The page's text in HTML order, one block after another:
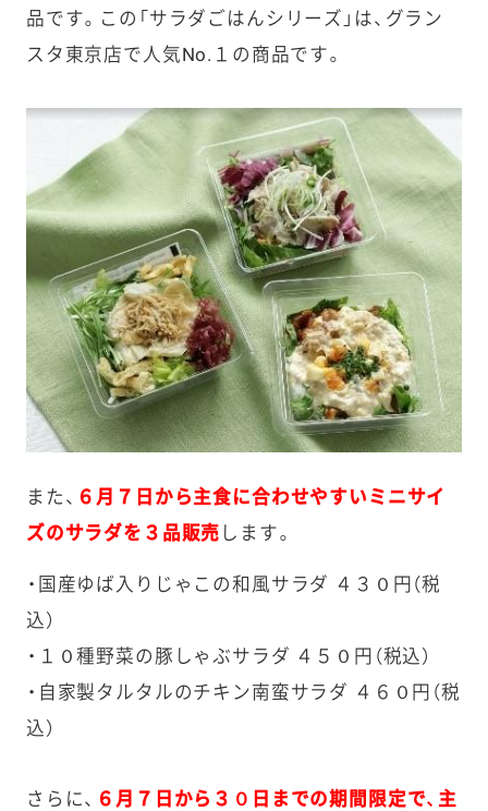
品です。この「サラダごはんシリーズ」は、グラン
スタ東京店で人気No.１の商品です。
また、 ６月７日から主食に合わせやすいミニサイ
ズのサラダを３品販売 します。
・国産ゆば入りじゃこの和風サラダ ４３０円（税
込）
・１０種野菜の豚しゃぶサラダ ４５０円（税込）
・自家製タルタルのチキン南蛮サラダ ４６０円（税
込）
さらに、 ６月７日から３０ 日までの期間限定で、主